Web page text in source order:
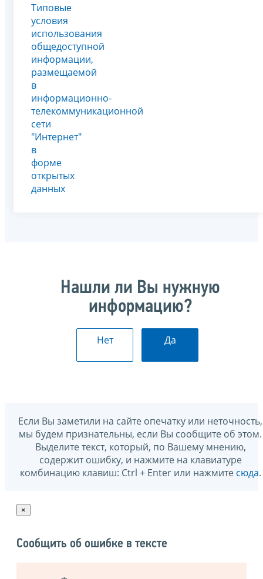
Типовые
условия
использования
общедоступной
информации,
размещаемой
в
информационно-
телекоммуникационной
сети
"Интернет"
в
форме
открытых
данных
Нашли ли Вы нужную
информацию?
Нет Да
Если Вы заметили на сайте опечатку или неточность,
мы будем признательны, если Вы сообщите об этом.
Выделите текст, который, по Вашему мнению,
содержит ошибку, и нажмите на клавиатуре
комбинацию клавиш: Ctrl + Enter или нажмите сюда.
×
Сообщить об ошибке в тексте